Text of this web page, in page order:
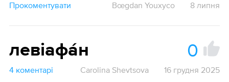
Прокоментувати
Bœgdan Youxyco 8 липня
левіафа́н 0
4 коментарі Carolina Shevtsova 16 грудня 2025